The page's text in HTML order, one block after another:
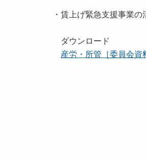
・賃上げ緊急支援事業の
ダウンロード
産労・所管［委員会資